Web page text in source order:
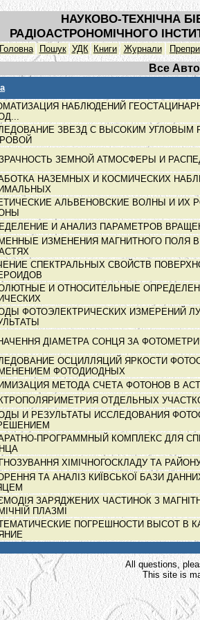
НАУКОВО-ТЕХНІЧНА
РАДІОАСТРОНОМІЧНОГО
Головна Пошук УДК Книги Журнали
Все
НАБЛЮДЕНИЙ
ЗВЕЗД С ВЫСОКИМ УГЛОВЫМ
ЗЕМНОЙ АТМОСФЕРЫ И
НАЗЕМНЫХ И КОСМИЧЕСКИХ
АЛЬВЕНОВСКИЕ ВОЛНЫ И ИХ
И АНАЛИЗ ПАРАМЕТРОВ
ИЗМЕНЕНИЯ МАГНИТНОГО ПОЛЯ
СПЕКТРАЛЬНЫХ СВОЙСТВ
И ОТНОСИТЕЛЬНЫЕ
ФОТОЭЛЕКТРИЧЕСКИХ ИЗМЕРЕНИЙ
ДІАМЕТРА СОНЦЯ ЗА
ОСЦИЛЛЯЦИЙ ЯРКОСТИ
ФОТОДИОДНЫХ
МЕТОДА СЧЕТА ФОТОНОВ В
ОТДЕЛЬНЫХ
И РЕЗУЛЬТАТЫ ИССЛЕДОВАНИЯ
ПРОГРАММНЫЙ КОМПЛЕКС ДЛЯ
ХІМІЧНОГОСКЛАДУ ТА
ТА АНАЛІЗ КИЇВСЬКОЇ БАЗИ
ЗАРЯДЖЕНИХ ЧАСТИНОК З
ПЛАЗМІ
ПОГРЕШНОСТИ ВЫСОТ В
All questions,
This site is